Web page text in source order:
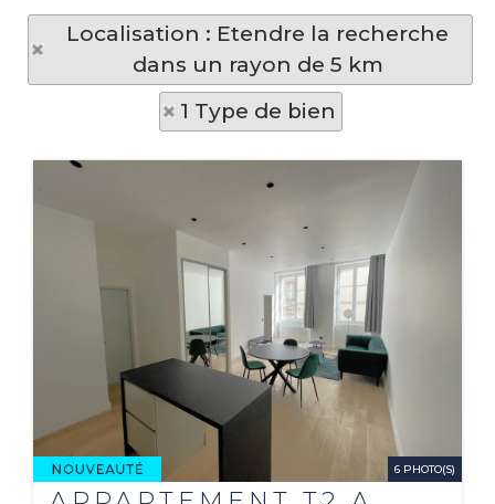
Localisation : Etendre la recherche
dans un rayon de 5 km
1 Type de bien
6 PHOTO(S)